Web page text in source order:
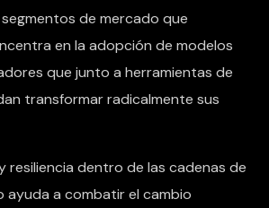
de mercado que
en la adopción de modelos
que junto a herramientas de
transformar radicalmente sus
resiliencia dentro de las cadenas de
ayuda a combatir el cambio